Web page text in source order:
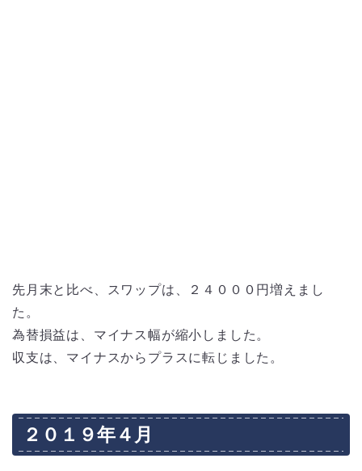
先月末と比べ、スワップは、２４０００円増えまし
た。
為替損益は、マイナス幅が縮小しました。
収支は、マイナスからプラスに転じました。
２０１９年４月